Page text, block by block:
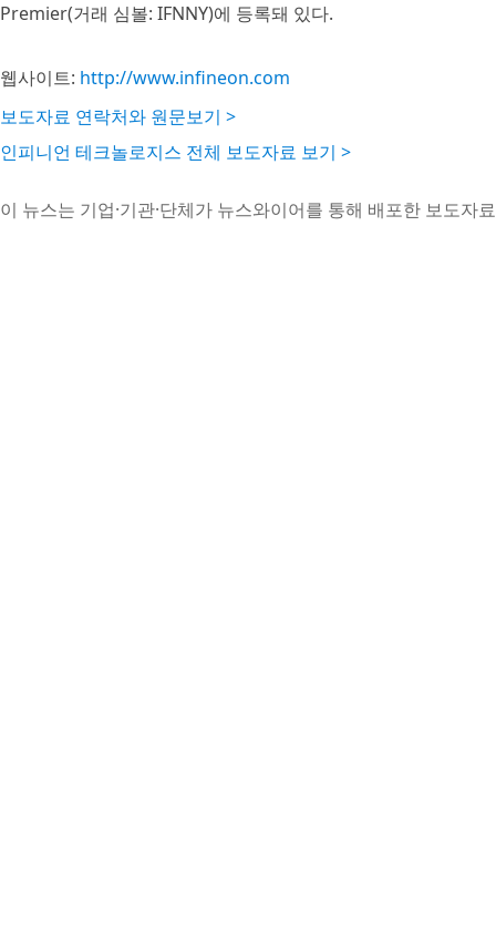
Premier(거래 심볼: IFNNY)에 등록돼 있다.
웹사이트: http://www.infineon.com
보도자료 연락처와 원문보기 >
인피니언 테크놀로지스 전체 보도자료 보기 >
이 뉴스는 기업·기관·단체가 뉴스와이어를 통해 배포한 보도자